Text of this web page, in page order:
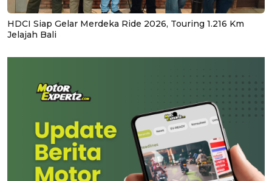
HDCI Siap Gelar Merdeka Ride 2026, Touring 1.216 Km
Jelajah Bali